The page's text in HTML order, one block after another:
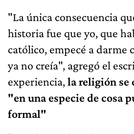
"La única consecuencia
historia fue que yo, que
católico, empecé a darme
ya no creía", agregó el
experiencia,la religión se
"en una especie de cosa
formal"